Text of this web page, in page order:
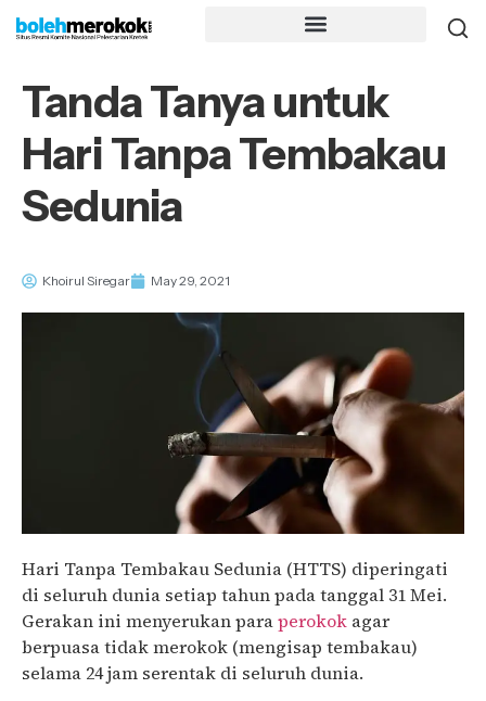
Tanda Tanya untuk
Hari Tanpa Tembakau
Sedunia
Khoirul Siregar May 29, 2021
Hari Tanpa Tembakau Sedunia (HTTS) diperingati
di seluruh dunia setiap tahun pada tanggal 31 Mei.
Gerakan ini menyerukan paraperokok agar
berpuasa tidak merokok (mengisap tembakau)
selama 24 jam serentak di seluruh dunia.